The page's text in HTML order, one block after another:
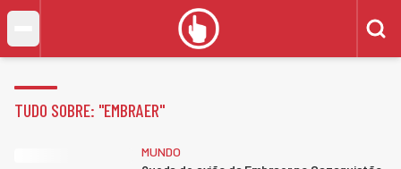
TUDO SOBRE: "EMBRAER"
MUNDO